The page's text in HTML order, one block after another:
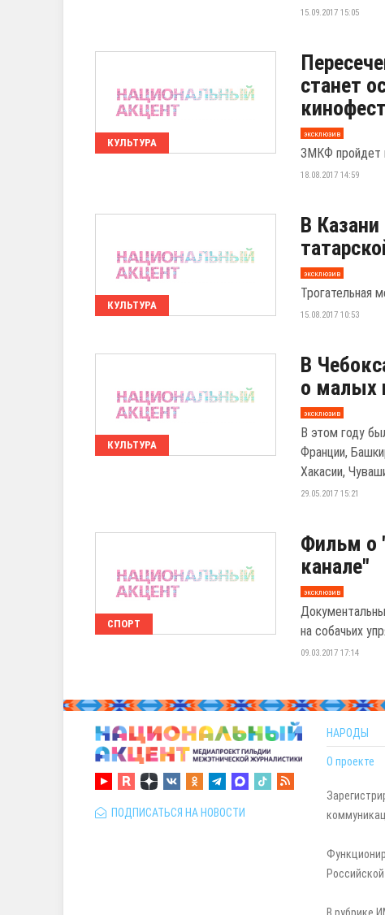
15.09.2017 15:05
КУЛЬТУРА
станет
эксклюзив
ЗМКФ пройдет
18.08.2017 14:59
КУЛЬТУРА
В
эксклюзив
Трогательная
15.08.2017 10:53
КУЛЬТУРА
В
о малых
эксклюзив
В этом году
Франции,
Хакасии,
29.05.2017 15:21
СПОРТ
Фильм о
канале"
эксклюзив
на собачьих
09.03.2017 17:14
ПОДПИСАТЬСЯ НА НОВОСТИ
НАРОДЫ
О проекте